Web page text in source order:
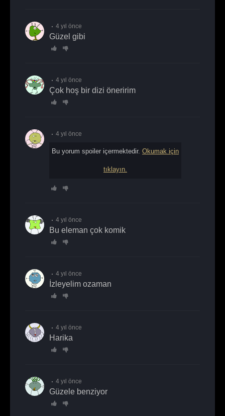
4 yıl önce
Güzel gibi
4 yıl önce
Çok hoş bir dizi öneririm
4 yıl önce
Bu yorum spoiler içermektedir. Okumak için
tıklayın.
4 yıl önce
bu eleman çok komik
4 yıl önce
İzleyelim ozaman
4 yıl önce
harika
4 yıl önce
Güzele benziyor